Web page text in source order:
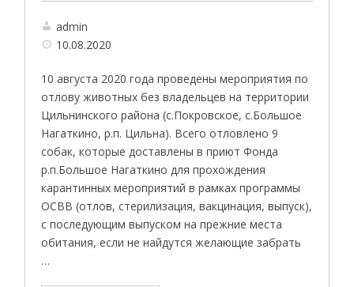
admin
10.08.2020
10 августа 2020 года проведены мероприятия по
отлову животных без владельцев на территории
Цильнинского района (с.Покровское, с.Большое
Нагаткино, р.п. Цильна). Всего отловлено 9
собак, которые доставлены в приют Фонда
р.п.Большое Нагаткино для прохождения
карантинных мероприятий в рамках программы
ОСВВ (отлов, стерилизация, вакцинация, выпуск),
с последующим выпуском на прежние места
обитания, если не найдутся желающие забрать
…